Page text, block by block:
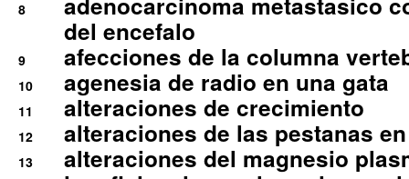
8
del encefalo
9 afecciones de la columna
10 agenesia de radio en una gata
11 alteraciones de crecimiento
12 alteraciones de las pestanas
13
alteraciones del magnesio